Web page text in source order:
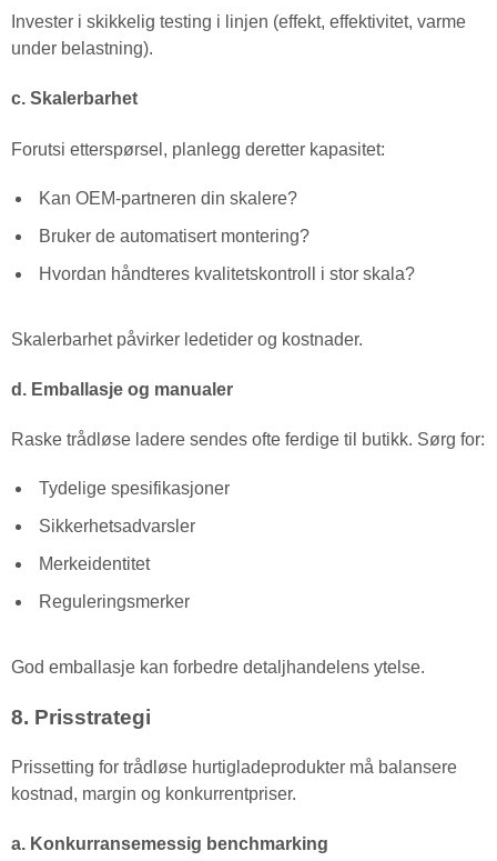
Invester i skikkelig testing i linjen (effekt, effektivitet, varme
under belastning).
c. Skalerbarhet
Forutsi etterspørsel, planlegg deretter kapasitet:
Kan OEM-partneren din skalere?
Bruker de automatisert montering?
Hvordan håndteres kvalitetskontroll i stor skala?
Skalerbarhet påvirker ledetider og kostnader.
d. Emballasje og manualer
Raske trådløse ladere sendes ofte ferdige til butikk. Sørg for:
Tydelige spesifikasjoner
Sikkerhetsadvarsler
Merkeidentitet
Reguleringsmerker
God emballasje kan forbedre detaljhandelens ytelse.
8. Prisstrategi
Prissetting for trådløse hurtigladeprodukter må balansere
kostnad, margin og konkurrentpriser.
a. Konkurransemessig benchmarking